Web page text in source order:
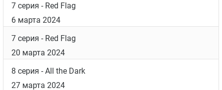
7 серия - Red Flag
6 марта 2024
7 серия - Red Flag
20 марта 2024
8 серия - All the Dark
27 марта 2024